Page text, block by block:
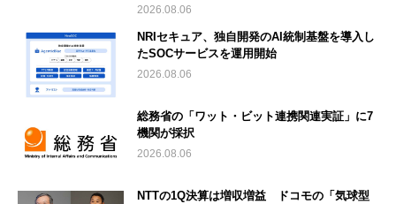
2026.08.06
NRIセキュア、独自開発のAI統制基盤を導入し
たSOCサービスを運用開始
2026.08.06
総務省の「ワット・ビット連携関連実証」に7
機関が採択
2026.08.06
NTTの1Q決算は増収増益 ドコモの「気球型